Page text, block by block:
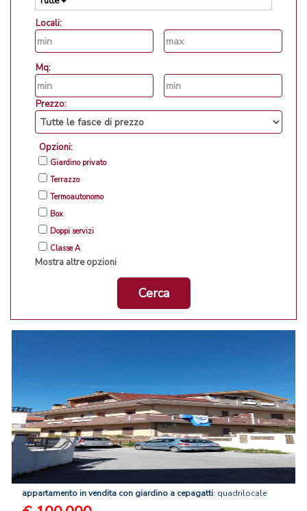
Locali:
Mq:
Prezzo:
Opzioni:
Giardino privato
Terrazzo
Termoautonomo
Box
Doppi servizi
Classe A
Mostra altre opzioni
Cerca
appartamento invendita con giardino a cepagatti: quadrilocale